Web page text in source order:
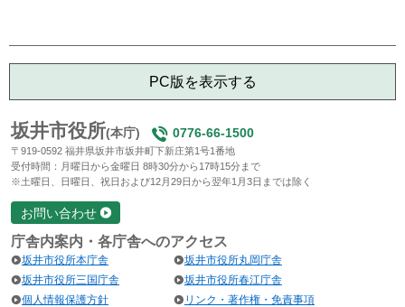
PC版を表示する
坂井市役所(本庁) 0776-66-1500
〒919-0592 福井県坂井市坂井町下新庄第1号1番地
受付時間：月曜日から金曜日 8時30分から17時15分まで
※土曜日、日曜日、祝日および12月29日から翌年1月3日までは除く
お問い合わせ
庁舎内案内・各庁舎へのアクセス
坂井市役所本庁舎
坂井市役所丸岡庁舎
坂井市役所三国庁舎
坂井市役所春江庁舎
個人情報保護方針
リンク・著作権・免責事項